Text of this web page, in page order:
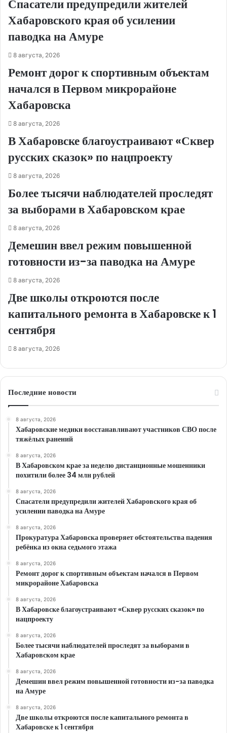
Спасатели предупредили жителей
Хабаровского края об усилении
паводка на Амуре
8 августа, 2026
Ремонт дорог к спортивным объектам
начался в Первом микрорайоне
Хабаровска
8 августа, 2026
В Хабаровске благоустраивают «Сквер
русских сказок» по нацпроекту
8 августа, 2026
Более тысячи наблюдателей проследят
за выборами в Хабаровском крае
8 августа, 2026
Демешин ввел режим повышенной
готовности из-за паводка на Амуре
8 августа, 2026
Две школы откроются после
капитального ремонта в Хабаровске к 1
сентября
8 августа, 2026
Последние новости
8 августа, 2026
Хабаровские медики восстанавливают участников СВО после
тяжёлых ранений
8 августа, 2026
В Хабаровском крае за неделю дистанционные мошенники
похитили более 34 млн рублей
8 августа, 2026
Спасатели предупредили жителей Хабаровского края об
усилении паводка на Амуре
8 августа, 2026
Прокуратура Хабаровска проверяет обстоятельства падения
ребёнка из окна седьмого этажа
8 августа, 2026
Ремонт дорог к спортивным объектам начался в Первом
микрорайоне Хабаровска
8 августа, 2026
В Хабаровске благоустраивают «Сквер русских сказок» по
нацпроекту
8 августа, 2026
Более тысячи наблюдателей проследят за выборами в
Хабаровском крае
8 августа, 2026
Демешин ввел режим повышенной готовности из-за паводка
на Амуре
8 августа, 2026
Две школы откроются после капитального ремонта в
Хабаровске к 1 сентября